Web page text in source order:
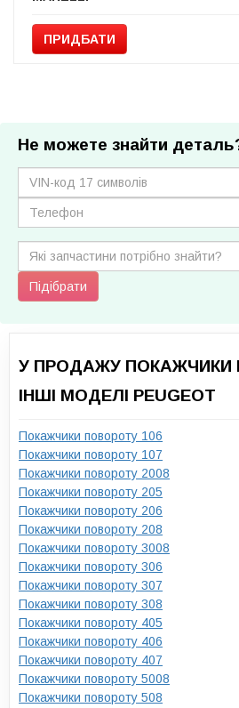
ПРИДБАТИ
Не можете знайти
Підібрати
У ПРОДАЖУ ПОКАЖЧИКИ
ІНШІ МОДЕЛІ PEUGEOT
Покажчики повороту 106
Покажчики повороту 107
Покажчики повороту 2008
Покажчики повороту 205
Покажчики повороту 206
Покажчики повороту 208
Покажчики повороту 3008
Покажчики повороту 306
Покажчики повороту 307
Покажчики повороту 308
Покажчики повороту 405
Покажчики повороту 406
Покажчики повороту 407
Покажчики повороту 5008
Покажчики повороту 508